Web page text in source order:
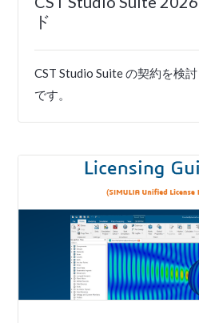
ド
CST Studio Suite の契約を検
です。